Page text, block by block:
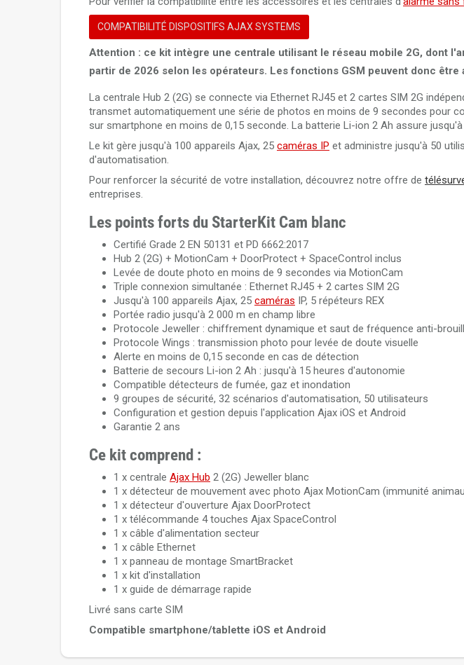
fumée Ajax
Détecteur
Ajax FireProtect 2
Pack 100
COMPATIBILITÉ DISPOSITIFS AJAX SYSTEMS
Attention : ce kit intègre une centrale utilisant le réseau mobile 2G, dont
partir de 2026 selon les opérateurs. Les fonctions GSM peuvent donc être
La centrale Hub 2 (2G) se connecte via Ethernet RJ45 et 2 cartes SIM 2G
transmet automatiquement une série de photos en moins de 9 secondes pour
sur smartphone en moins de 0,15 seconde. La batterie Li-ion 2 Ah assure
Le kit gère jusqu'à 100 appareils Ajax, 25 caméras IP et administre jusqu'à 50
d'automatisation.
Pour renforcer la sécurité de votre installation, découvrez notre offre de
entreprises.
Les points forts du StarterKit Cam blanc
Certifié Grade 2 EN 50131 et PD 6662:2017
Hub 2 (2G) + MotionCam + DoorProtect + SpaceControl inclus
Levée de doute photo en moins de 9 secondes via MotionCam
Triple connexion simultanée : Ethernet RJ45 + 2 cartes SIM 2G
Jusqu'à 100 appareils Ajax, 25 caméras IP, 5 répéteurs REX
Portée radio jusqu'à 2 000 m en champ libre
Protocole Jeweller : chiffrement dynamique et saut de fréquence anti-
Protocole Wings : transmission photo pour levée de doute visuelle
Alerte en moins de 0,15 seconde en cas de détection
Batterie de secours Li-ion 2 Ah : jusqu'à 15 heures d'autonomie
Compatible détecteurs de fumée, gaz et inondation
9 groupes de sécurité, 32 scénarios d'automatisation, 50 utilisateurs
Configuration et gestion depuis l'application Ajax iOS et Android
Garantie 2 ans
Ce kit comprend :
1 x centrale Ajax Hub 2 (2G) Jeweller blanc
1 x détecteur de mouvement avec photo Ajax MotionCam (immunité
1 x détecteur d'ouverture Ajax DoorProtect
1 x télécommande 4 touches Ajax SpaceControl
1 x câble d'alimentation secteur
1 x câble Ethernet
1 x panneau de montage SmartBracket
1 x kit d'installation
1 x guide de démarrage rapide
Livré sans carte SIM
Compatible smartphone/tablette iOS et Android